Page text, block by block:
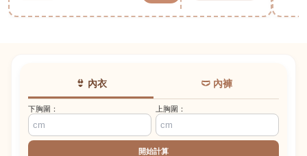
👙 內衣 🩲 內褲
下胸圍： 上胸圍：
開始計算